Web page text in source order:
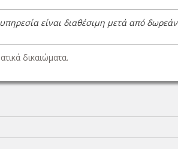
είναι διαθέσιμη μετά από δωρεάν
δικαιώματα.